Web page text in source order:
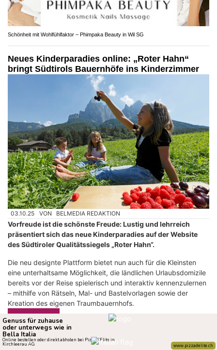
Schönheit mit Wohlfühlfaktor – Phimpaka Beauty in Wil SG
Neues Kinderparadies online: „Roter Hahn“
bringt Südtirols Bauernhöfe ins Kinderzimmer
03.10.25 VON BELMEDIA REDAKTION
Vorfreude ist die schönste Freude: Lustig und lehrreich
präsentiert sich das neue Kinderparadies auf der Website
des Südtiroler Qualitätssiegels „Roter Hahn“.
Die neu designte Plattform bietet nun auch für die Kleinsten
eine unterhaltsame Möglichkeit, die ländlichen Urlaubsdomizile
bereits vor der Reise spielerisch und interaktiv kennenzulernen
– mithilfe von Rätseln, Mal- und Bastelvorlagen sowie der
Kreation des eigenen Traumbauernhofs.
Weiterlesen